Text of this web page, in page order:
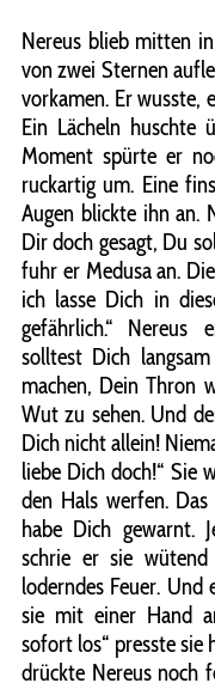
Nereus blieb mitten
von zwei Sternen
vorkamen. Er wusste,
Ein Lächeln huschte
Moment spürte er
ruckartig um. Eine
Augen blickte ihn an.
Dir doch gesagt, Du
fuhr er Medusa an.
ich lasse Dich in
gefährlich.“ Nereus
solltest Dich
machen, Dein Thron
Wut zu sehen. Und
Dich nicht allein!
liebe Dich doch!“ Sie
den Hals werfen.
habe Dich gewarnt.
schrie er sie
loderndes Feuer. Und
sie mit einer Hand
sofort los“ presste sie
drückte Nereus noch